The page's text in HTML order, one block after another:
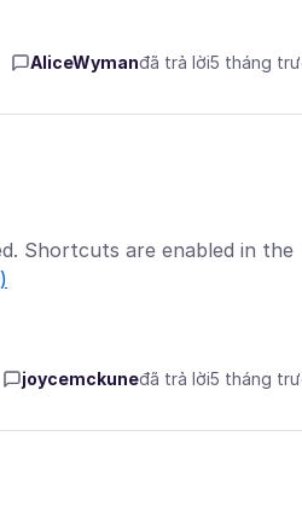
AliceWymanđã trả lời5 tháng
Shortcuts are enabled in the
joycemckuneđã trả lời5 tháng